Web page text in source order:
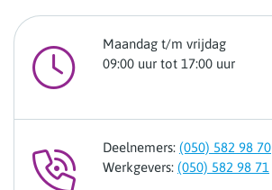
Maandag t/m vrijdag
09:00 uur tot 17:00 uur
Deelnemers: (050) 582 98 70
Werkgevers: (050) 582 98 71